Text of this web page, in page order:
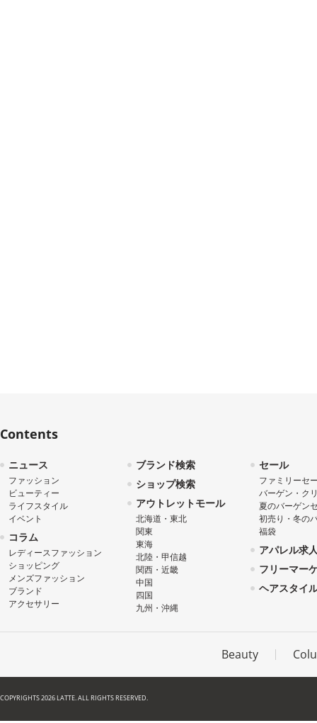
Contents
ニュース
ファッション
ビューティー
ライフスタイル
イベント
コラム
レディースファッション
ショッピング
メンズファッション
ブランド
アクセサリー
ブランド検索
ショップ検索
アウトレットモール
北海道・東北
関東
東海
北陸・甲信越
関西・近畿
中国
四国
九州・沖縄
セール
ファミリーセ
バーゲン・ク
夏のバーゲン
初売り・冬の
福袋
アパレル求
フリーマー
ヘアスタイ
Beauty
COPYRIGHTS 2026 LATTE. ALL RIGHTS RESERVED.